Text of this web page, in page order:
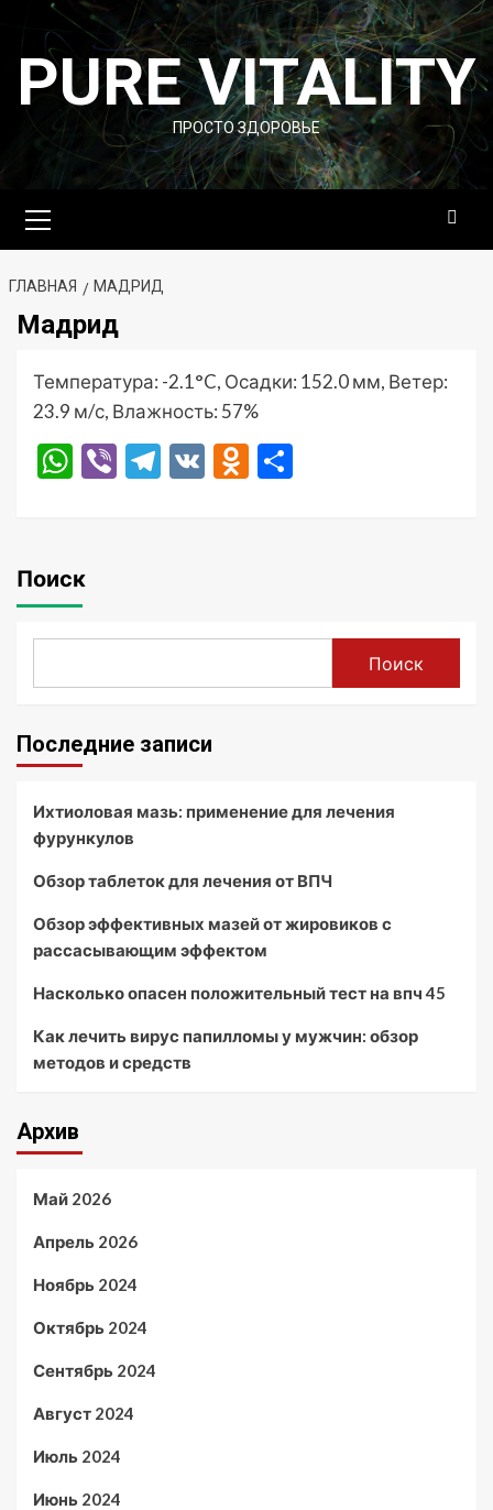
Перейти
содержимому
PURE VITALITY
ПРОСТО ЗДОРОВЬЕ
меню
ГЛАВНАЯ МАДРИД
Мадрид
Температура: -2.1°C, Осадки: 152.0 мм, Ветер:
23.9 м/с, Влажность: 57%
WhatsApp
ViberTelegram
VK Odnoklassniki
Поиск
Поиск
Последние записи
Ихтиоловая мазь: применение для лечения
фурункулов
Обзор таблеток для лечения от ВПЧ
Обзор эффективных мазей от жировиков с
рассасывающим эффектом
Насколько опасен положительный тест на впч 45
Как лечить вирус папилломы у мужчин: обзор
методов и средств
Архив
Май 2026
Апрель 2026
Ноябрь 2024
Октябрь 2024
Сентябрь 2024
Август 2024
Июль 2024
Июнь 2024